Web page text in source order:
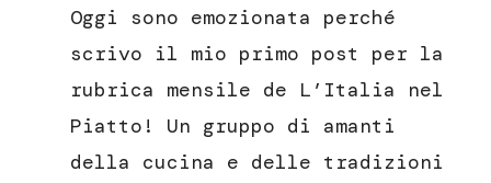
marchigiana
Oggi sono emozionata perché
scrivo il mio primo post per la
rubrica mensile de L’Italia nel
Piatto! Un gruppo di amanti
della cucina e delle tradizioni